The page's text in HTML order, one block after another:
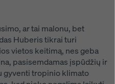
ar tai malonu, bet
Huberis tikrai turi
vietos keitimą, nes geba
pasisemdamas įspūdžių ir
gyventi tropinio klimato